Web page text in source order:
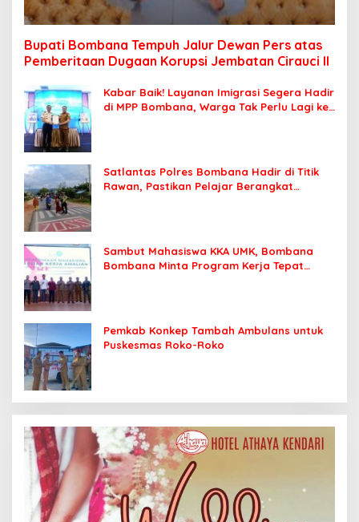
Bupati Bombana Tempuh Jalur Dewan Pers atas
Pemberitaan Dugaan Korupsi Jembatan Cirauci II
Kabar Baik! Layanan Imigrasi Segera Hadir
di MPP Bombana, Warga Tak Perlu Lagi ke
Satlantas Polres Bombana Hadir di Titik
Rawan, Pastikan Pelajar Berangkat
Sambut Mahasiswa KKA UMK, Bombana
Bombana Minta Program Kerja Tepat
Pemkab Konkep Tambah Ambulans untuk
Puskesmas Roko-Roko